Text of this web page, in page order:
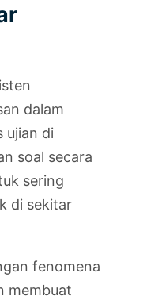
dalam
ujian di
soal secara
sering
di sekitar
fenomena
membuat